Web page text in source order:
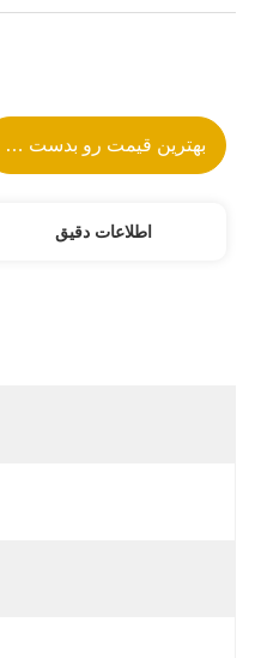
بهترین قیمت رو بدست بیار
اطلاعات دقیق